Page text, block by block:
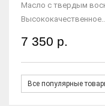
Масло с твердым
7 350 р.
Все популярные